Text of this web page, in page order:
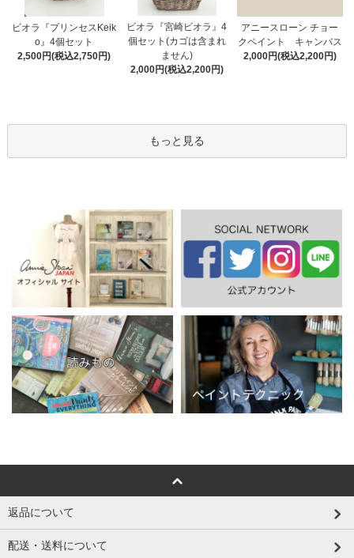
ビオラ『プリンセスKeik
o』4個セット
2,500円(税込2,750円)
ビオラ『宮崎ビオラ』4
個セット(カゴは含まれ
ません)
2,000円(税込2,200円)
アニースローン チョー
クペイント キャンバス
2,000円(税込2,200円)
もっと見る
返品について
配送・送料について